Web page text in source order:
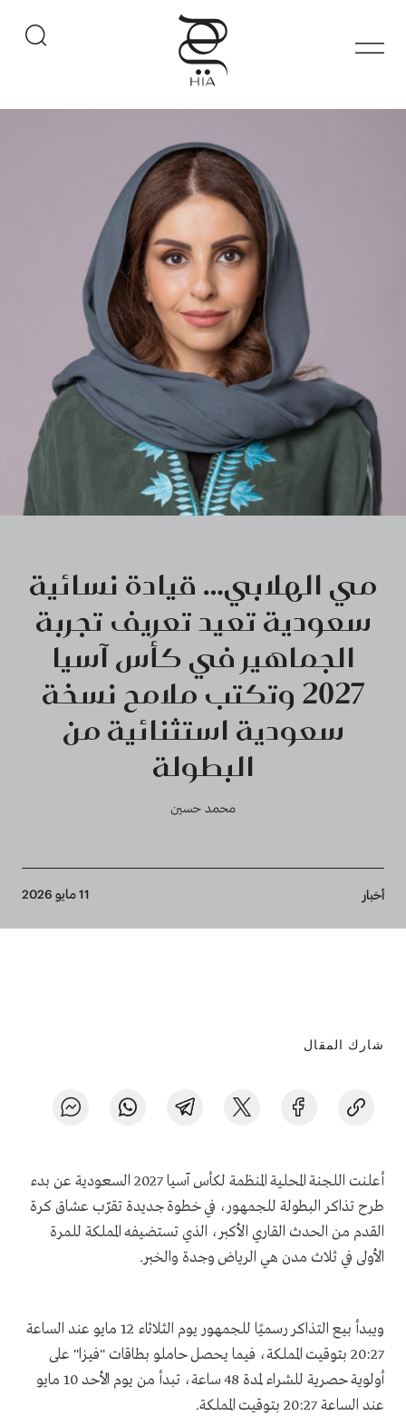
مي الهلابي… قيادة نسائية
سعودية تعيد تعريف تجربة
الجماهير في كأس آسيا
2027 وتكتب ملامح نسخة
سعودية استثنائية من
البطولة
محمد حسين
Breadcrumb
أخبار 11 مايو 2026
شارك المقال
أعلنت اللجنة المحلية المنظمة لكأس آسيا 2027 السعودية عن بدء
طرح تذاكر البطولة للجمهور، في خطوة جديدة تقرّب عشاق كرة
القدم من الحدث القاري الأكبر، الذي تستضيفه المملكة للمرة
الأولى في ثلاث مدن هي الرياض وجدة والخبر.
ويبدأ بيع التذاكر رسميًا للجمهور يوم الثلاثاء 12 مايو عند الساعة
20:27 بتوقيت المملكة، فيما يحصل حاملو بطاقات "فيزا" على
أولوية حصرية للشراء لمدة 48 ساعة، تبدأ من يوم الأحد 10 مايو
عند الساعة 20:27 بتوقيت المملكة.